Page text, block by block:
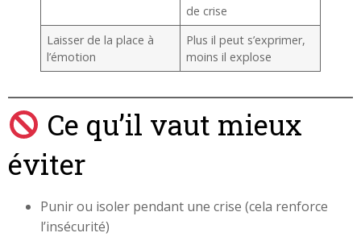
de crise
Laisser de la place à
l’émotion
Plus il peut s’exprimer,
moins il explose
Ce qu’il vaut mieux
éviter
Punir ou isoler pendant une crise (cela renforce
l’insécurité)